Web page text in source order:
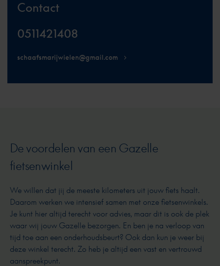
Contact
0511421408
schaafsmarijwielen@gmail.com
De voordelen van een Gazelle
fietsenwinkel
We willen dat jij de meeste kilometers uit jouw fiets haalt.
Daarom werken we intensief samen met onze fietsenwinkels.
Je kunt hier altijd terecht voor advies, maar dit is ook de plek
waar wij jouw Gazelle bezorgen. En ben je na verloop van
tijd toe aan een onderhoudsbeurt? Ook dan kun je weer bij
deze winkel terecht. Zo heb je altijd een vast en vertrouwd
aanspreekpunt.